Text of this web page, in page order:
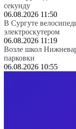
секунду
06.08.2026 11:50
В Сургуте
электроскутером
06.08.2026 11:19
Возле школ
парковки
06.08.2026 10:55